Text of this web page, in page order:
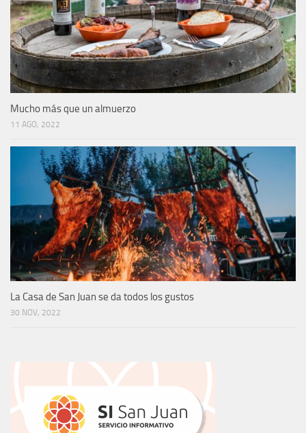
Mucho más que un almuerzo
11 AGO, 2022
La Casa de San Juan se da todos los gustos
30 NOV, 2022